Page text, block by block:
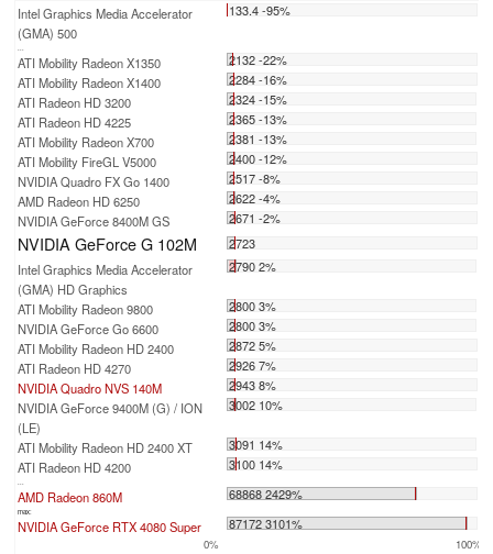
Intel Graphics Media Accelerator
(GMA) 500
133.4 -95%
...
ATI Mobility Radeon X1350
2132 -22%
ATI Mobility Radeon X1400
2284 -16%
ATI Radeon HD 3200
2324 -15%
ATI Radeon HD 4225
2365 -13%
ATI Mobility Radeon X700
2381 -13%
ATI Mobility FireGL V5000
2400 -12%
NVIDIA Quadro FX Go 1400
2517 -8%
AMD Radeon HD 6250
2622 -4%
NVIDIA GeForce 8400M GS
2671 -2%
NVIDIA GeForce G 102M
2723
Intel Graphics Media Accelerator
(GMA) HD Graphics
2790 2%
ATI Mobility Radeon 9800
2800 3%
NVIDIA GeForce Go 6600
2800 3%
ATI Mobility Radeon HD 2400
2872 5%
ATI Radeon HD 4270
2926 7%
NVIDIA Quadro NVS 140M
2943 8%
NVIDIA GeForce 9400M (G) / ION
(LE)
3002 10%
ATI Mobility Radeon HD 2400 XT
3091 14%
ATI Radeon HD 4200
3100 14%
...
AMD Radeon 860M 68868 2429%
max:
NVIDIA GeForce RTX 4080 Super 87172 3101%
0% 100%